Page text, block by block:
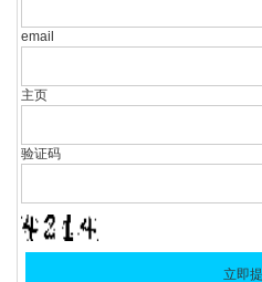
email
主页
验证码